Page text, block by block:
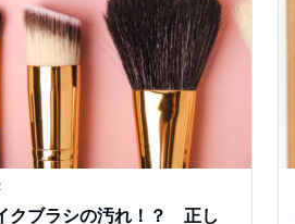
クブラシの汚れ！？ 正し